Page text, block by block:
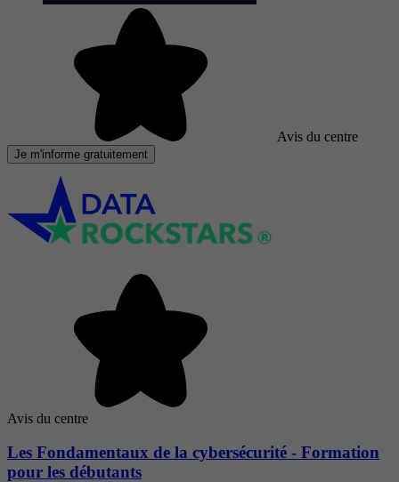
Avis du centre
Je m'informe gratuitement
Avis du centre
Les Fondamentaux de la cybersécurité - Formation
pour les débutants